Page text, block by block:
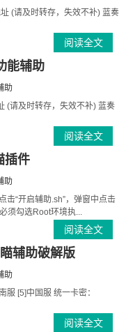
(请及时转存，失效不补) 蓝奏
阅读全文
能辅助
助
(请及时转存，失效不补) 蓝奏
阅读全文
插件
助
击“开启辅助.sh”，弹窗中点击
须勾选Root环境执...
阅读全文
辅助破解版
助
服 [5]中国服 统一卡密：
阅读全文